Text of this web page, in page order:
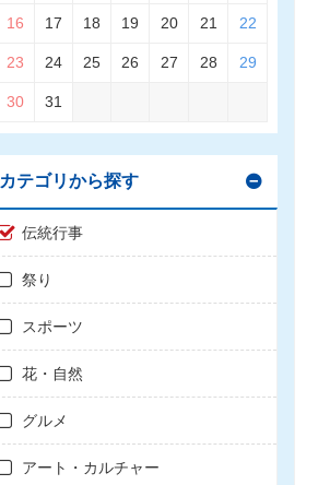
16 17 18 19 20 21 22
23 24 25 26 27 28 29
30 31
カテゴリから探す
伝統行事
祭り
スポーツ
花・自然
グルメ
アート・カルチャー